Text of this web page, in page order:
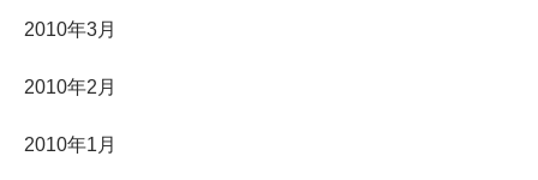
2010年3月
2010年2月
2010年1月